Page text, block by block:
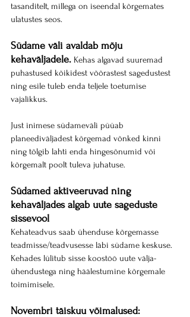
tasanditelt, millega on iseendal kõrgemates
ulatustes seos.
Südame väli avaldab mõju
kehaväljadele. Kehas algavad suuremad
puhastused kõikidest võõrastest sagedustest
ning esile tuleb enda teljele toetumise
vajalikkus.
Just inimese südameväli püüab
planeediväljadest kõrgemad võnked kinni
ning tõlgib lahti enda hingesõnumid või
kõrgemalt poolt tuleva juhatuse.
Südamed aktiveeruvad ning
kehaväljades algab uute sageduste
sissevool
Kehateadvus saab ühenduse kõrgemasse
teadmisse/teadvusesse läbi südame keskuse.
Kehades lülitub sisse koostöö uute välja-
ühendustega ning häälestumine kõrgemale
toimimisele.
Novembri täiskuu võimalused: